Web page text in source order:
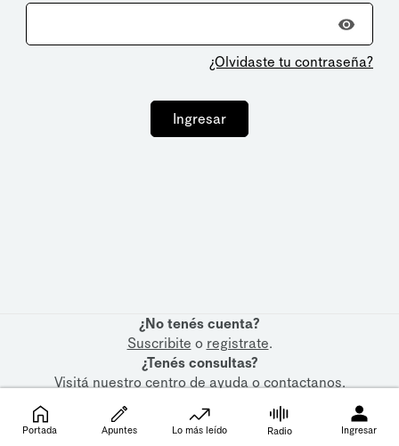
¿Olvidaste tu contraseña?
Ingresar
¿No tenés cuenta?
Suscribite o registrate.
¿Tenés consultas?
Visitá nuestrocentro de ayudaocontactanos.
Portada Apuntes Lo más leído Radio Ingresar